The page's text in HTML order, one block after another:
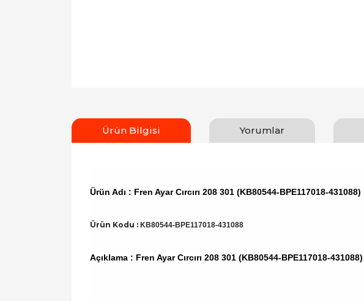
Ürün Bilgisi Yorumlar
Ürün Adı : Fren Ayar Cırcırı 208 301 (KB80544-BPE117018-431088)
Ürün Kodu : KB80544-BPE117018-431088
Açıklama : Fren Ayar Cırcırı 208 301 (KB80544-BPE117018-431088)